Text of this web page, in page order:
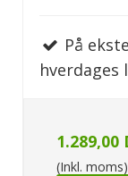
På
hverdages
1.289,00
(Inkl. moms)